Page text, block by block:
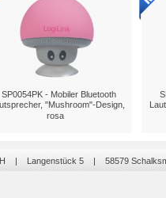
SP0054PK - Mobiler Bluetooth
"Mushroom"-Design,
rosa
| Langenstück 5 | 58579